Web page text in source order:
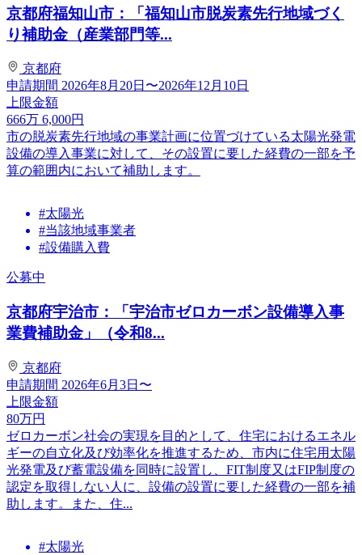
京都府福知山市：「福知山市脱炭素先行地域づく
り補助金（産業部門等...
京都府
申請期間 2026年8月20日〜2026年12月10日
上限金額
666万 6,000円
市の脱炭素先行地域の事業計画に位置づけている太陽光発電
設備の導入事業に対して、その設置に要した経費の一部を予
算の範囲内において補助します。
#太陽光
#当該地域事業者
#設備購入費
公募中
京都府宇治市：「宇治市ゼロカーボン設備導入事
業費補助金」（令和8...
京都府
申請期間 2026年6月3日〜
上限金額
80万円
ゼロカーボン社会の実現を目的として、住宅におけるエネル
ギーの自立化及び効率化を推進するため、市内に住宅用太陽
光発電及び蓄電設備を同時に設置し、FIT制度又はFIP制度の
認定を取得しない人に、設備の設置に要した経費の一部を補
助します。また、住...
#太陽光